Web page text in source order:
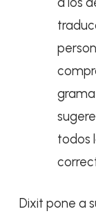
todos
Dixit pone a